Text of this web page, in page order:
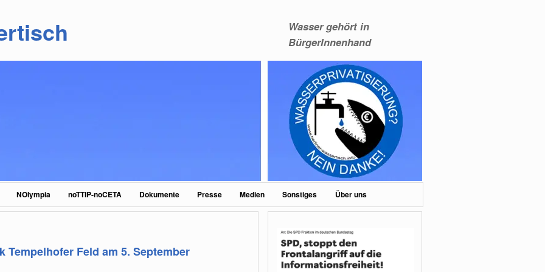
Wasser gehört in
BürgerInnenhand
NOlympia noTTIP-noCETA Dokumente Presse Medien Sonstiges Über uns
Tempelhofer Feld am 5. September